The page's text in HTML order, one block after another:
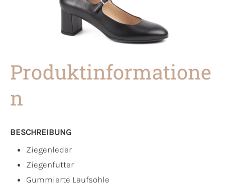
Produktinformatione
n
BESCHREIBUNG
Ziegenleder
Ziegenfutter
Gummierte Laufsohle